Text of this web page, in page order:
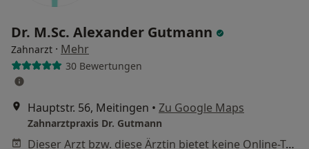
Dr. M.Sc. Alexander Gutmann
Zahnarzt · Mehr
30 Bewertungen
Hauptstr. 56, Meitingen • Zu Google Maps
Zahnarztpraxis Dr. Gutmann
Dieser Arzt bzw. diese Ärztin bietet keine Online-Terminbuchung an diesem Standort an.